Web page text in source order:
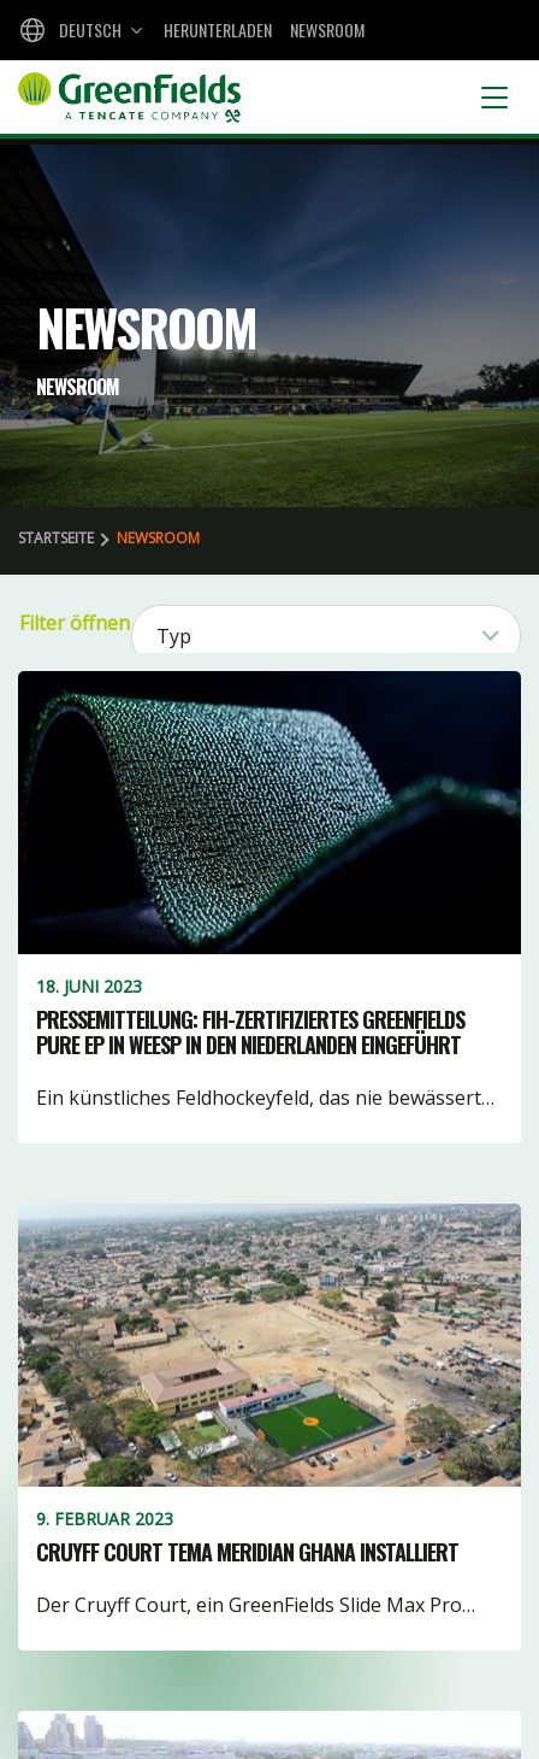
HERUNTERLADEN NEWSROOM
DEUTSCH
NEWSROOM
NEWSROOM
STARTSEITE NEWSROOM
Filter öffnen Typ
Sport
Football1
Football79
Hockey21
Lacrosse3
TX10
XtraGras18
1
15
Sandbasiert1
Füllgrad3
Gewebt7
FILTER LÖSCHEN
18. JUNI 2023
PRESSEMITTEILUNG: FIH-ZERTIFIZIERTES GREENFIELDS
PURE EP IN WEESP IN DEN NIEDERLANDEN EINGEFÜHRT
Ein künstliches Feldhockeyfeld, das nie bewässert…
9. FEBRUAR 2023
CRUYFF COURT TEMA MERIDIAN GHANA INSTALLIERT
Der Cruyff Court, ein GreenFields Slide Max Pro…